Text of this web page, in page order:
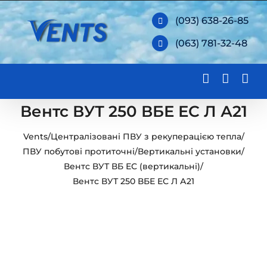
Skip
to
content
(093) 638-26-85
(063) 781-32-48
Вентс ВУТ 250 ВБЕ ЕС Л А21
Vents/Централізовані ПВУ з рекуперацією тепла/
ПВУ побутові протиточні/Вертикальні установки/
Вентс ВУТ ВБ ЕС (вертикальні)/
Вентс ВУТ 250 ВБЕ ЕС Л А21